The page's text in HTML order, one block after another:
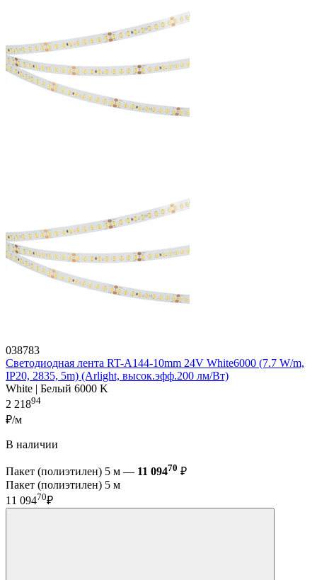
038783
Светодиодная лента RT-A144-10mm 24V White6000 (7.7 W/m,
IP20, 2835, 5m) (Arlight, высок.эфф.200 лм/Вт)
White | Белый 6000 K
2 21894
₽/м
В наличии
Пакет (полиэтилен) 5 м — 11 09470 ₽
Пакет (полиэтилен) 5 м
11 09470₽